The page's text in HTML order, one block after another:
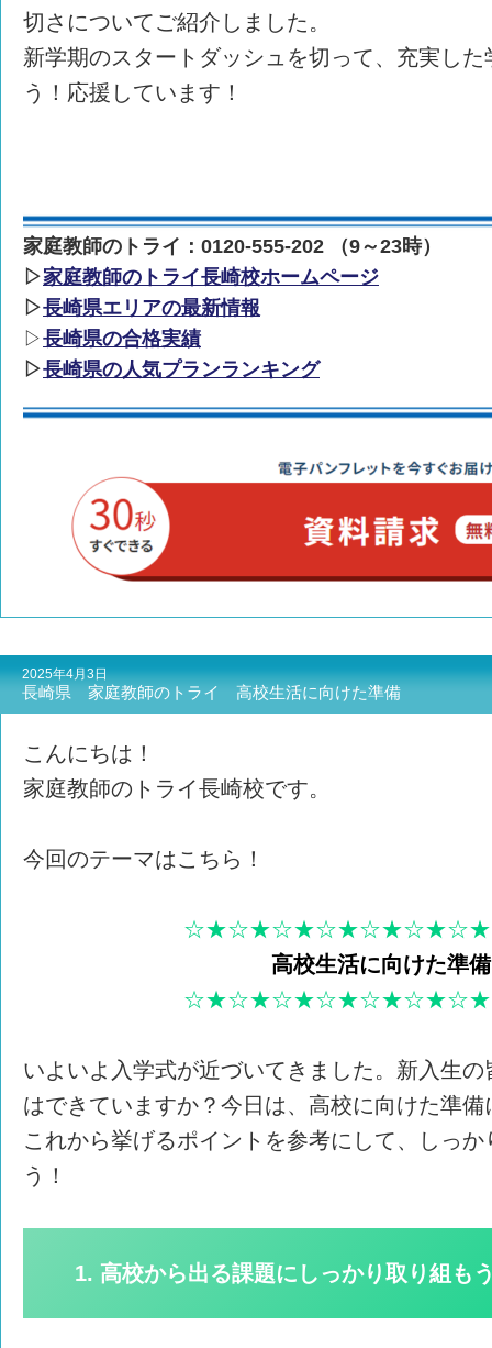
切さについてご紹介しました。
新学期のスタートダッシュを切って、充実し
う！応援しています！
家庭教師のトライ：0120-555-202 （9～23時）
▷家庭教師のトライ長崎校ホームページ
▷長崎県エリアの最新情報
▷長崎県の合格実績
▷長崎県の人気プランランキング
2025年4月3日
長崎県 家庭教師のトライ 高校生活に向けた準備
こんにちは！
家庭教師のトライ長崎校です。
今回のテーマはこちら！
高校生活に向けた準備
いよいよ入学式が近づいてきました。新入生
はできていますか？今日は、高校に向けた準
これから挙げるポイントを参考にして、しっ
う！
1. 高校から出る課題にしっかり取り組も